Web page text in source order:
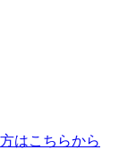
はこちらから